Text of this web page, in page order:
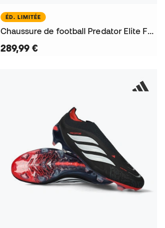
ÉD. LIMITÉE
Chaussure de football Predator Elite FT SG L-Tech
289,99 €